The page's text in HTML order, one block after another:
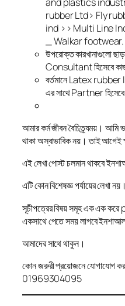
rubber Ltd> Fly
ind >> Multi Line
_ Walkar footwear.
উপরোক্ত কারখানাগুলো
Consultant হিসেবে
বর্তমানে Latex
এর সাথে Partner
আমার কর্ম জীবন বৈচিত্র্যময়।
থাকা অস্বাভাবিক নয়। তাই আগেই
এই লেখা পোস্ট চলমান থাকবে
এটি কোন বিশেষজ্ঞ পর্যায়ের লেখা
সূচীপত্রের বিষয় সমূহ এক এক
একসাথে পেতে সময় লাগবে
আমাদের সাথে থাকুন।
কোন জরুরী প্রয়োজনে যোগাযোগ
01969304095